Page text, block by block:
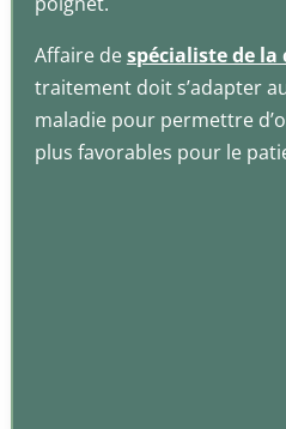
Affaire despécialiste de
traitement doit s’adapter
maladie pour permettre
plus favorables pour le